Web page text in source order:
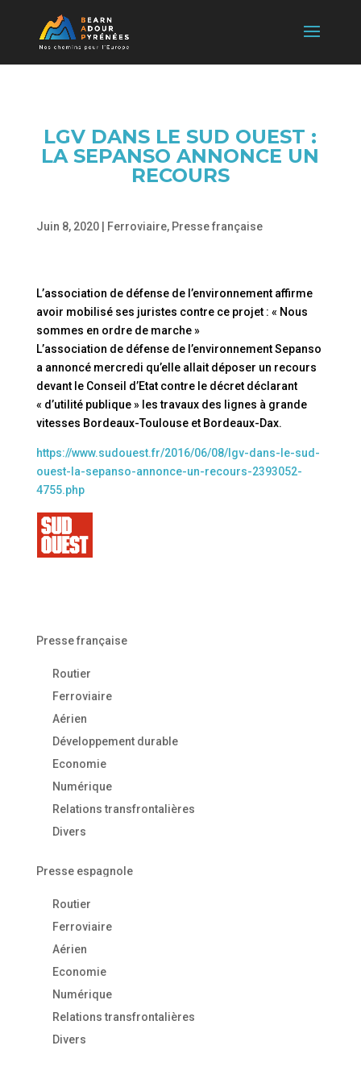
LGV DANS LE SUD OUEST :
LA SEPANSO ANNONCE UN
RECOURS
Juin 8, 2020| Ferroviaire, Presse française
L’association de défense de l’environnement affirme
avoir mobilisé ses juristes contre ce projet : « Nous
sommes en ordre de marche »
L’association de défense de l’environnement Sepanso
a annoncé mercredi qu’elle allait déposer un recours
devant le Conseil d’Etat contre le décret déclarant
« d’utilité publique » les travaux des lignes à grande
vitesses Bordeaux-Toulouse et Bordeaux-Dax.
https://www.sudouest.fr/2016/06/08/lgv-dans-le-sud-
ouest-la-sepanso-annonce-un-recours-2393052-
4755.php
Presse française
Routier
Ferroviaire
Aérien
Développement durable
Economie
Numérique
Relations transfrontalières
Divers
Presse espagnole
Routier
Ferroviaire
Aérien
Economie
Numérique
Relations transfrontalières
Divers